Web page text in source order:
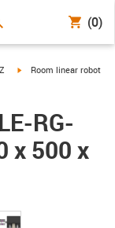
(0)
right
igus-icon-arrow-right
Room linear robot
RG-
x 500 x